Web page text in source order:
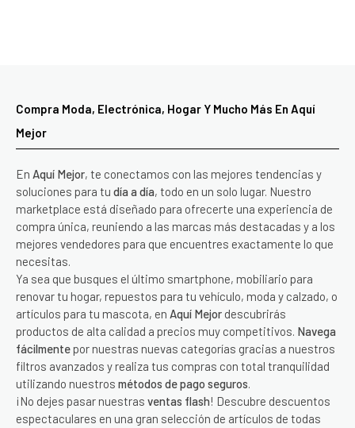
Compra Moda, Electrónica, Hogar Y Mucho Más En Aquí
Mejor
En Aquí Mejor, te conectamos con las mejores tendencias y
soluciones para tu día a día, todo en un solo lugar. Nuestro
marketplace está diseñado para ofrecerte una experiencia de
compra única, reuniendo a las marcas más destacadas y a los
mejores vendedores para que encuentres exactamente lo que
necesitas.
Ya sea que busques el último smartphone, mobiliario para
renovar tu hogar, repuestos para tu vehículo, moda y calzado, o
artículos para tu mascota, en Aquí Mejor descubrirás
productos de alta calidad a precios muy competitivos. Navega
fácilmente por nuestras nuevas categorías gracias a nuestros
filtros avanzados y realiza tus compras con total tranquilidad
utilizando nuestros métodos de pago seguros.
¡No dejes pasar nuestras ventas flash! Descubre descuentos
espectaculares en una gran selección de artículos de todas